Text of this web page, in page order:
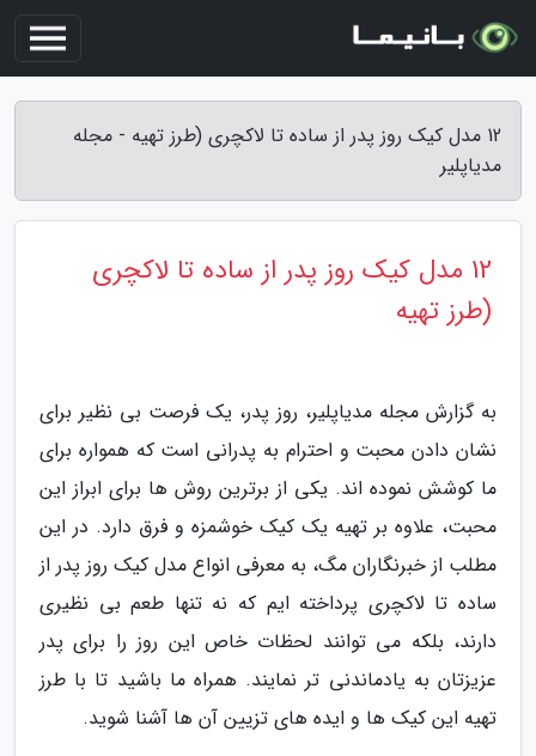
12 مدل کیک روز پدر از ساده تا لاکچری (طرز تهیه - مجله
مدیاپلیر
12 مدل کیک روز پدر از ساده تا لاکچری
(طرز تهیه
به گزارش مجله مدیاپلیر، روز پدر، یک فرصت بی نظیر برای
نشان دادن محبت و احترام به پدرانی است که همواره برای
ما کوشش نموده اند. یکی از برترین روش ها برای ابراز این
محبت، علاوه بر تهیه یک کیک خوشمزه و فرق دارد. در این
مطلب از خبرنگاران مگ، به معرفی انواع مدل کیک روز پدر از
ساده تا لاکچری پرداخته ایم که نه تنها طعم بی نظیری
دارند، بلکه می توانند لحظات خاص این روز را برای پدر
عزیزتان به یادماندنی تر نمایند. همراه ما باشید تا با طرز
تهیه این کیک ها و ایده های تزیین آن ها آشنا شوید.